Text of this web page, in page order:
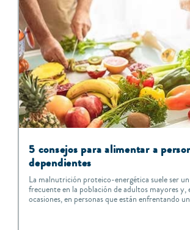
5 consejos para alimentar a
dependientes
La malnutrición proteico-energética suele ser
frecuente en la población de adultos mayores y,
ocasiones, en personas que están enfrentando